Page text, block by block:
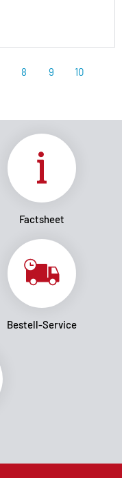
8 9 10
Factsheet
Bestell-Service